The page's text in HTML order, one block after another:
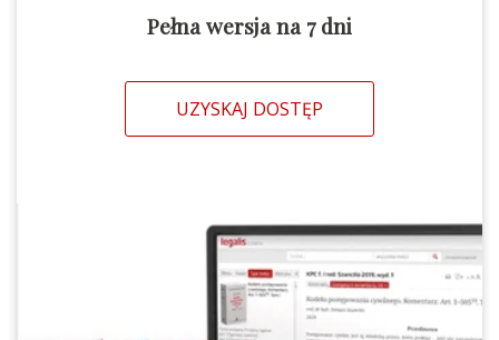
Pełna wersja na 7 dni
UZYSKAJ DOSTĘP